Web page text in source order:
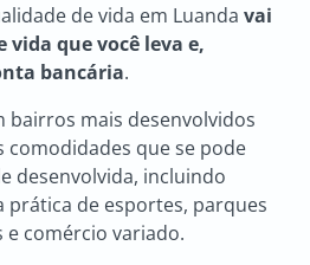
de vida em Luandavai
vida que você leva e,
bancária.
bairros mais desenvolvidos
comodidades que se pode
desenvolvida, incluindo
prática de esportes, parques
e comércio variado.